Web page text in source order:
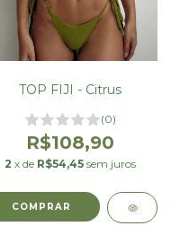
TOP FIJI - Citrus
(0)
R$108,90
2 x de R$54,45 sem juros
COMPRAR